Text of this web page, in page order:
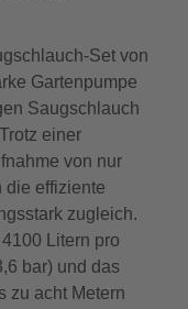
Set von
Gartenpumpe
Saugschlauch
einer
von nur
die effiziente
zugleich.
Litern pro
bar) und das
zu acht Metern